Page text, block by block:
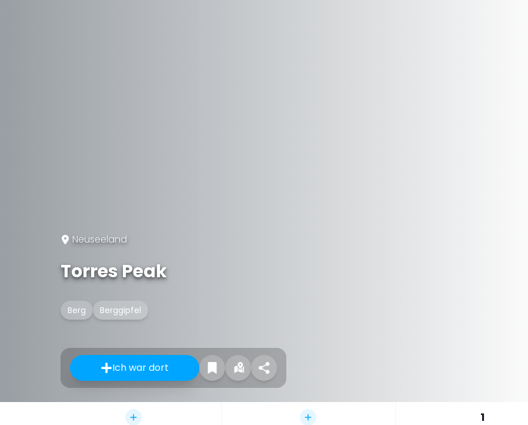
Neuseeland
Torres Peak
Berg Berggipfel
Ich war dort
1